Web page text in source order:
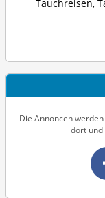
Tauchreisen,
Die Annoncen
dort und